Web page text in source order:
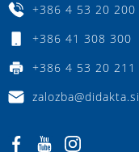
+386 4 53 20 200
+386 41 308 300
+386 4 53 20 211
zalozba@didakta.si